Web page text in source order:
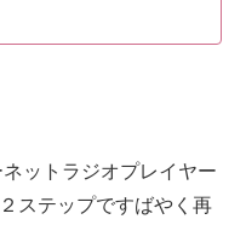
ットラジオプレイヤー
ステップですばやく再